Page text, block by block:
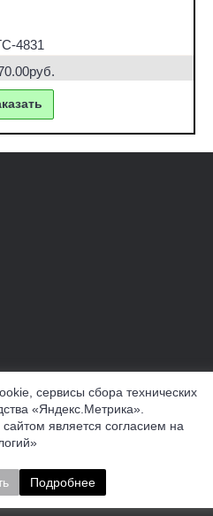
4831
VERTUL
сервисы сбора технических
«Яндекс.Метрика».
является согласием на
Подробнее